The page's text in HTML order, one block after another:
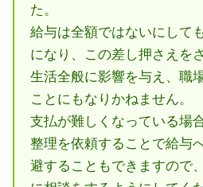
た。
給与は全額ではないにして
になり、この差し押さえを
生活全般に影響を与え、職
ことにもなりかねません。
支払が難しくなっている場
整理を依頼することで給与
避することもできますので